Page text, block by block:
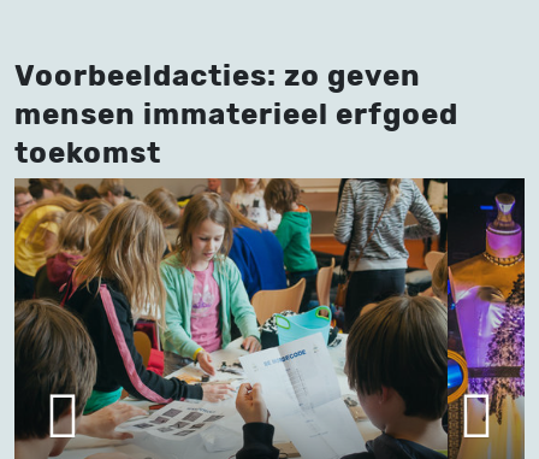
Voorbeeldacties: zo geven
mensen immaterieel erfgoed
toekomst